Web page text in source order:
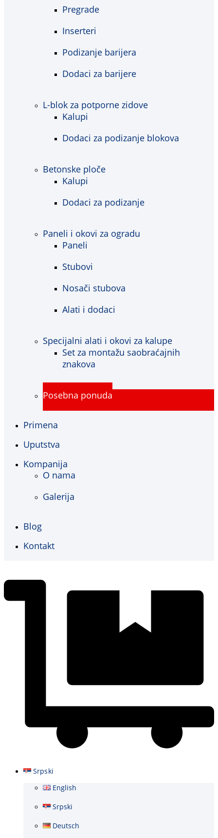
Pregrade
Inserteri
Podizanje barijera
Dodaci za barijere
L-blok za potporne zidove
Kalupi
Dodaci za podizanje blokova
Betonske ploče
Kalupi
Dodaci za podizanje
Paneli i okovi za ogradu
Paneli
Stubovi
Nosači stubova
Alati i dodaci
Specijalni alati i okovi za kalupe
Set za montažu saobraćajnih
znakova
Posebna ponuda
Primena
Uputstva
Kompanija
O nama
Galerija
Blog
Kontakt
Srpski
English
Srpski
Deutsch